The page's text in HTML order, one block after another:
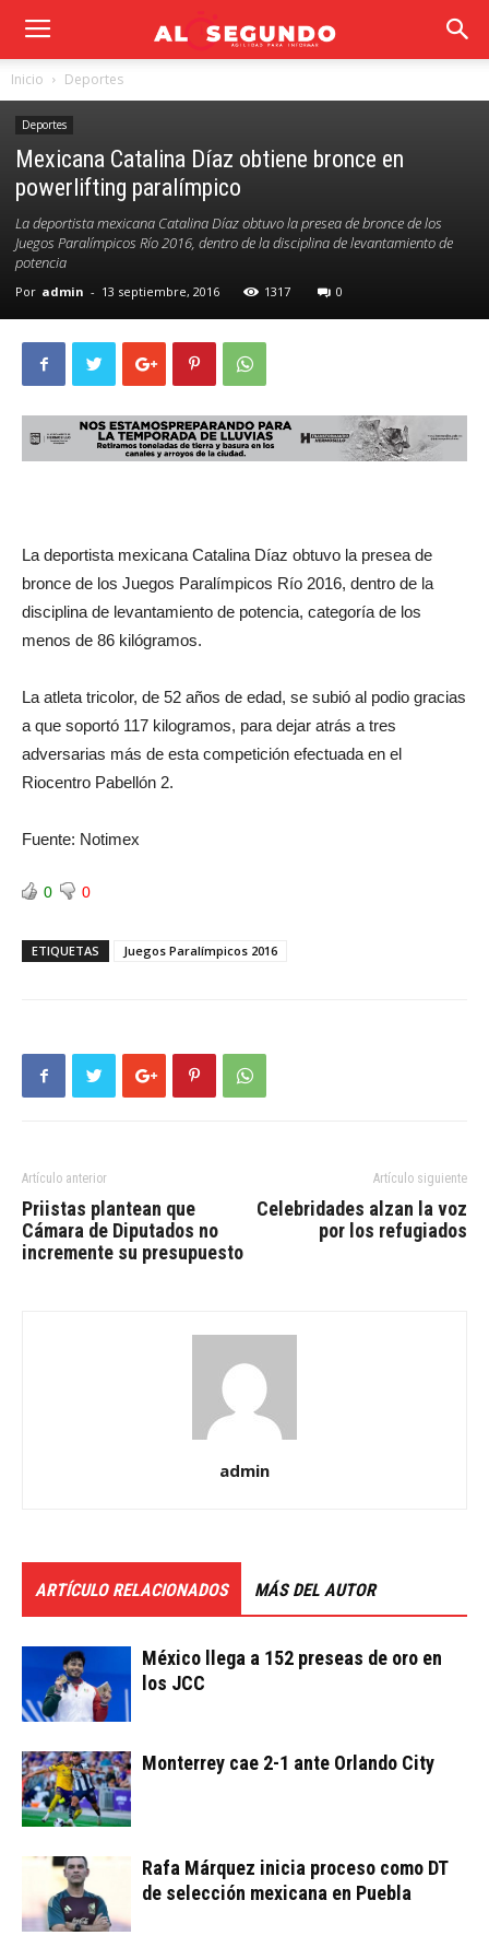
Inicio Deportes
Deportes
Mexicana Catalina Díaz obtiene bronce en
powerlifting paralímpico
La deportista mexicana Catalina Díaz obtuvo la presea de bronce de los
Juegos Paralímpicos Río 2016, dentro de la disciplina de levantamiento de
potencia
Por admin - 13 septiembre, 2016 1317 0
La deportista mexicana Catalina Díaz obtuvo la presea de
bronce de los Juegos Paralímpicos Río 2016, dentro de la
disciplina de levantamiento de potencia, categoría de los
menos de 86 kilógramos.
La atleta tricolor, de 52 años de edad, se subió al podio gracias
a que soportó 117 kilogramos, para dejar atrás a tres
adversarias más de esta competición efectuada en el
Riocentro Pabellón 2.
Fuente: Notimex
0 0
ETIQUETAS Juegos Paralímpicos 2016
Artículo anterior
Priistas plantean que
Cámara de Diputados no
incremente su presupuesto
Artículo siguiente
Celebridades alzan la voz
por los refugiados
admin
ARTÍCULO RELACIONADOS MÁS DEL AUTOR
México llega a 152 preseas de oro en
los JCC
Monterrey cae 2-1 ante Orlando City
Rafa Márquez inicia proceso como DT
de selección mexicana en Puebla